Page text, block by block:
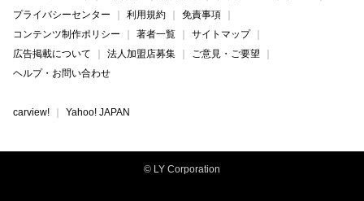
プライバシーセンター
利用規約
免責事項
コンテンツ制作ポリシー
著者一覧
サイトマップ
広告掲載について
法人加盟店募集
ご意見・ご要望
ヘルプ・お問い合わせ
carview! Yahoo! JAPAN
© LY Corporation